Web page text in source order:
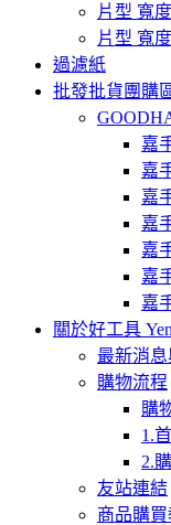
片型 寬
片型 寬
過濾紙
批發批貨團購
嘉
嘉
嘉
嘉
嘉
嘉
嘉
關於好工具
最新消
購物流程
購
1.
2.
友站連結
商品購